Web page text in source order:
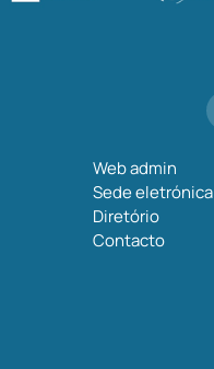
Web admin
Sede eletrónica
Diretório
Contacto